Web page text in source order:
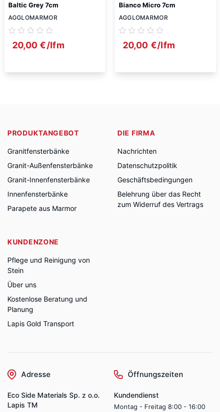
Baltic Grey 7cm
AGGLOMARMOR
20,00 €/lfm
Bianco Micro 7cm
AGGLOMARMOR
20,00 €/lfm
PRODUKTANGEBOT
Granitfensterbänke
Granit-Außenfensterbänke
Granit-Innenfensterbänke
Innenfensterbänke
Parapete aus Marmor
DIE FIRMA
Nachrichten
Datenschutzpolitik
Geschäftsbedingungen
Belehrung über das Recht
zum Widerruf des Vertrags
KUNDENZONE
Pflege und Reinigung von
Stein
Über uns
Kostenlose Beratung und
Planung
Lapis Gold Transport
Adresse
Eco Side Materials Sp. z o.o.
Lapis TM
Öffnungszeiten
Kundendienst
Montag - Freitag 8:00 - 16:00